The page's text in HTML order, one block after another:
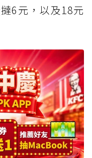
6元，以及18元